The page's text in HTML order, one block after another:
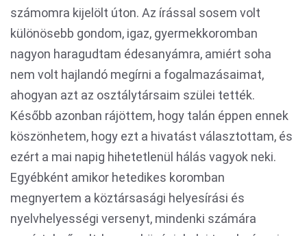
számomra kijelölt úton. Az írással sosem volt
különösebb gondom, igaz, gyermekkoromban
nagyon haragudtam édesanyámra, amiért soha
nem volt hajlandó megírni a fogalmazásaimat,
ahogyan azt az osztálytársaim szülei tették.
Később azonban rájöttem, hogy talán éppen ennek
köszönhetem, hogy ezt a hivatást választottam, és
ezért a mai napig hihetetlenül hálás vagyok neki.
Egyébként amikor hetedikes koromban
megnyertem a köztársasági helyesírási és
nyelvhelyességi versenyt, mindenki számára